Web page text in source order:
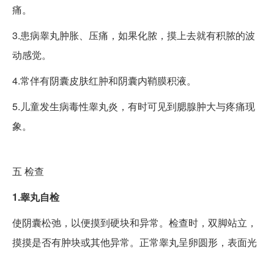
痛。
3.患病睾丸肿胀、压痛，如果化脓，摸上去就有积脓的波
动感觉。
4.常伴有阴囊皮肤红肿和阴囊内鞘膜积液。
5.儿童发生病毒性睾丸炎，有时可见到腮腺肿大与疼痛现
象。
五 检查
1.睾丸自检
使阴囊松弛，以便摸到硬块和异常。检查时，双脚站立，
摸摸是否有肿块或其他异常。正常睾丸呈卵圆形，表面光